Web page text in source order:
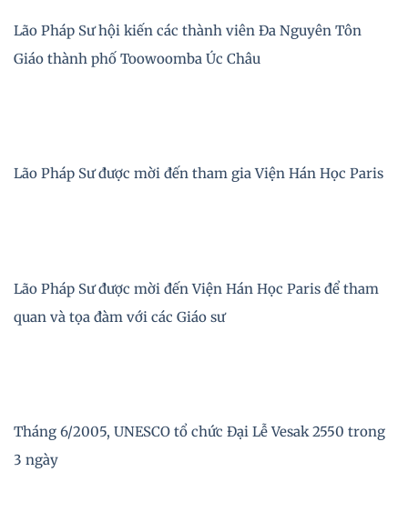
Lão Pháp Sư hội kiến các thành viên Đa Nguyên Tôn
Giáo thành phố Toowoomba Úc Châu
Lão Pháp Sư được mời đến tham gia Viện Hán Học Paris
Lão Pháp Sư được mời đến Viện Hán Học Paris để tham
quan và tọa đàm với các Giáo sư
Tháng 6/2005, UNESCO tổ chức Đại Lễ Vesak 2550 trong
3 ngày